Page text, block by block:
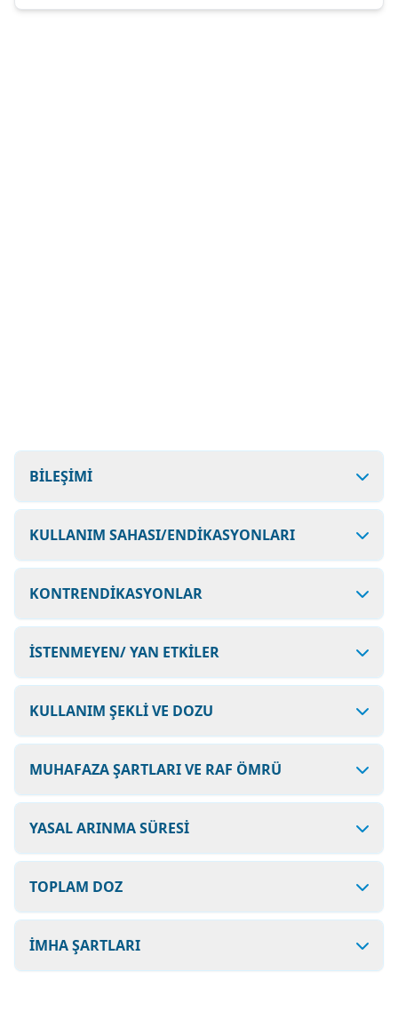
BİLEŞİMİ
KULLANIM SAHASI/ENDİKASYONLARI
KONTRENDİKASYONLAR
İSTENMEYEN/ YAN ETKİLER
KULLANIM ŞEKLİ VE DOZU
MUHAFAZA ŞARTLARI VE RAF ÖMRÜ
YASAL ARINMA SÜRESİ
TOPLAM DOZ
İMHA ŞARTLARI